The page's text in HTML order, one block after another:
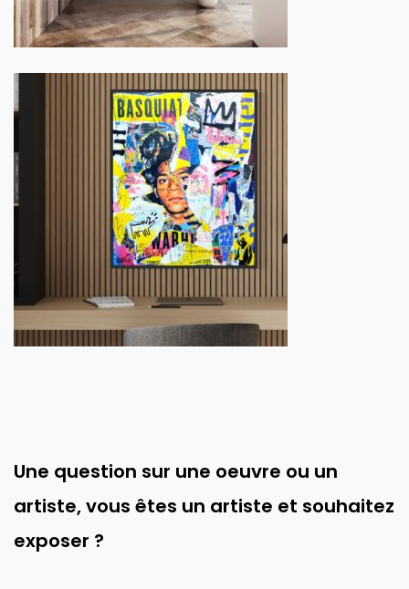
Une question sur une oeuvre ou un
artiste, vous êtes un artiste et souhaitez
exposer ?